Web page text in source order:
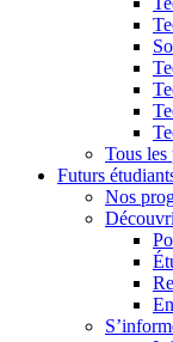
Tous les
Futurs
Nos